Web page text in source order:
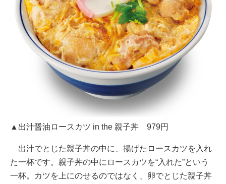
▲出汁醤油ロースカツ in the 親子丼 979円
出汁でとじた親子丼の中に、揚げたロースカツを入れ
た一杯です。親子丼の中にロースカツを“入れた”という
一杯。カツを上にのせるのではなく、卵でとじた親子丼